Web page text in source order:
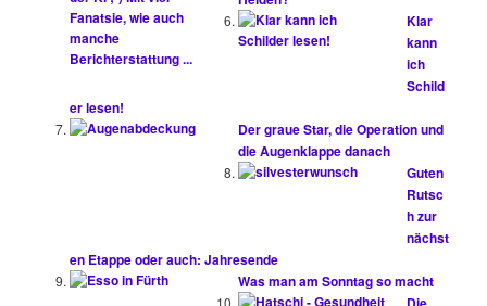
Klar
kann
ich
Schild
er lesen!
Der graue Star, die Operation und
die Augenklappe danach
Guten
Rutsc
h zur
nächst
en Etappe oder auch: Jahresende
Was man am Sonntag so macht